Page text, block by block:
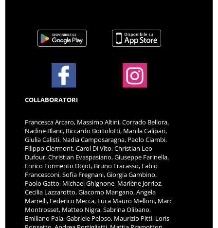
COLLABORATORI
Francesca Arcaro, Massimo Altini, Corrado Bellora,
Nadine Blanc, Riccardo Bortolotti, Manila Calipari,
Giulia Calisti, Nadia Camposaragna, Paolo Ciambi,
Filippo Clermont, Carol Di Vito, Christian Leo
Dufour, Christian Evaspasiano, Giuseppe Farinella,
Enrico Formento Dojot, Bruno Fracasso, Fabio
Francesconi, Sofia Fregnani, Giorgia Gambino,
Paolo Gatto, Michael Ghignone, Marlène Jorrioz,
Cecilia Lazzarotto, Giacomo Mangano, Angela
Marrelli, Federico Mecca, Luca Mauro Melloni, Marc
Montrosset, Matteo Nigra, Sabrina Olibano,
Emiliano Pala, Gabriele Peloso, Maurizio Pitti, Loris